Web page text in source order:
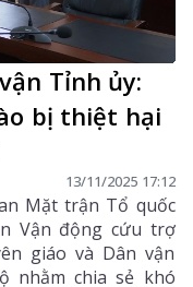
Tỉnh ủy:
bị thiệt hại
13/11/2025 17:12
Mặt trận Tổ quốc
Vận động cứu trợ
giáo và Dân vận
nhằm chia sẻ khó